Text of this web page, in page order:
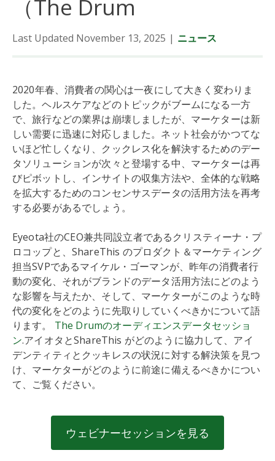
（The Drum
Last Updated November 13, 2025 | ニュース
2020年春、消費者の関心は一夜にして大きく変わりま
した。ヘルスケアなどのトピックがブームになる一方
で、旅行などの業界は崩壊しましたが、マーケターは新
しい需要に迅速に対応しました。ネット社会がかつてな
いほど忙しくなり、クックレス化を解決するためのデー
タソリューションが次々と登場する中、マーケターは再
びピボットし、インサイトの収集方法や、全体的な戦略
を拡大するためのコンセンサスデータの活用方法を再考
する必要があるでしょう。
Eyeota社のCEO兼共同設立者であるクリスティーナ・プ
ロコップと、ShareThis のプロダクト＆マーケティング
担当SVPであるマイケル・ゴーマンが、昨年の消費者行
動の変化、それがブランドのデータ活用方法にどのよう
な影響を与えたか、そして、マーケターがこのような時
代の変化をどのように先取りしていくべきかについて語
ります。 The Drumのオーディエンスデータセッショ
ン.アイオタとShareThis がどのように協力して、アイ
デンティティとクッキレスの状況に対する解決策を見つ
け、マーケターがどのように前途に備えるべきかについ
て、ご覧ください。
ウェビナーセッションを見る